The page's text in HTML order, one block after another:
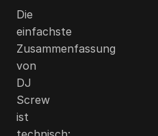
Die
einfachste
Zusammenfassung
von
DJ
Screw
ist